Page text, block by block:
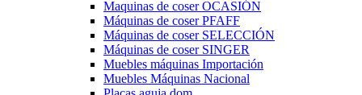
Maquinas de coser OCASIÓN
Máquinas de coser PFAFF
Máquinas de coser SELECCIÓN
Máquinas de coser SINGER
Muebles máquinas Importación
Muebles Máquinas Nacional